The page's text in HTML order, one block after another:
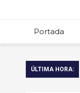
Portada
ÚLTIMA HORA: